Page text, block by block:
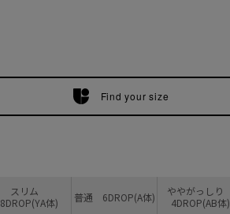
Find your size
スリム
8DROP(YA体)
普通 6DROP(A体)
ややがっしり
4DROP(AB体)